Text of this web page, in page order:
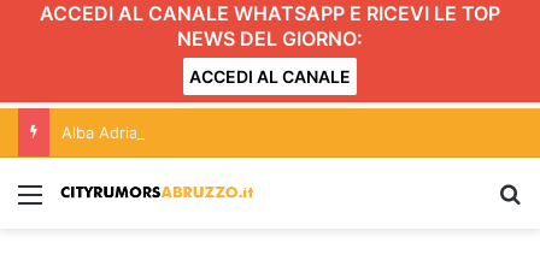
ACCEDI AL CANALE WHATSAPP E RICEVI LE TOP
NEWS DEL GIORNO:
ACCEDI AL CANALE
Menu